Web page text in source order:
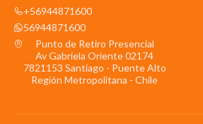
+56944871600
56944871600
Punto de Retiro Presencial
Av Gabriela Oriente 02174
7821153 Santiago - Puente Alto
Región Metropolitana - Chile